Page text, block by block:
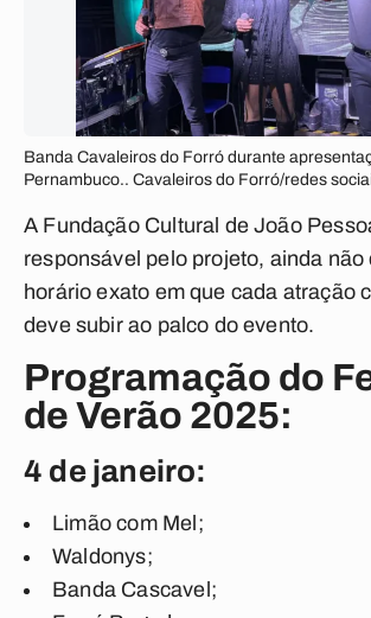
Banda Cavaleiros do Forró durante
Pernambuco.. Cavaleiros do Forró/redes
A Fundação Cultural de João
responsável pelo projeto, ainda não
horário exato em que cada atração
deve subir ao palco do evento.
Programação do
de Verão 2025:
4 de janeiro:
Limão com Mel;
Waldonys;
Banda Cascavel;